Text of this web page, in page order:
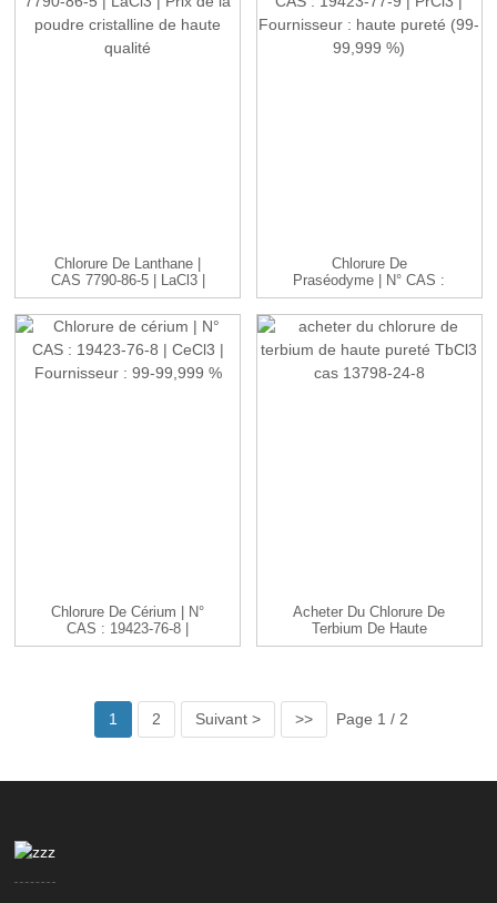
Chlorure De Lanthane |
CAS 7790-86-5 | LaCl3 |
H...
Chlorure De
Praséodyme | N° CAS :
19423-77-9 | P...
Chlorure De Cérium | N°
CAS : 19423-76-8 |
CeCl3 |...
Acheter Du Chlorure De
Terbium De Haute
Pureté TbCl3 Cas
1 2 Suivant > >> Page 1 / 2